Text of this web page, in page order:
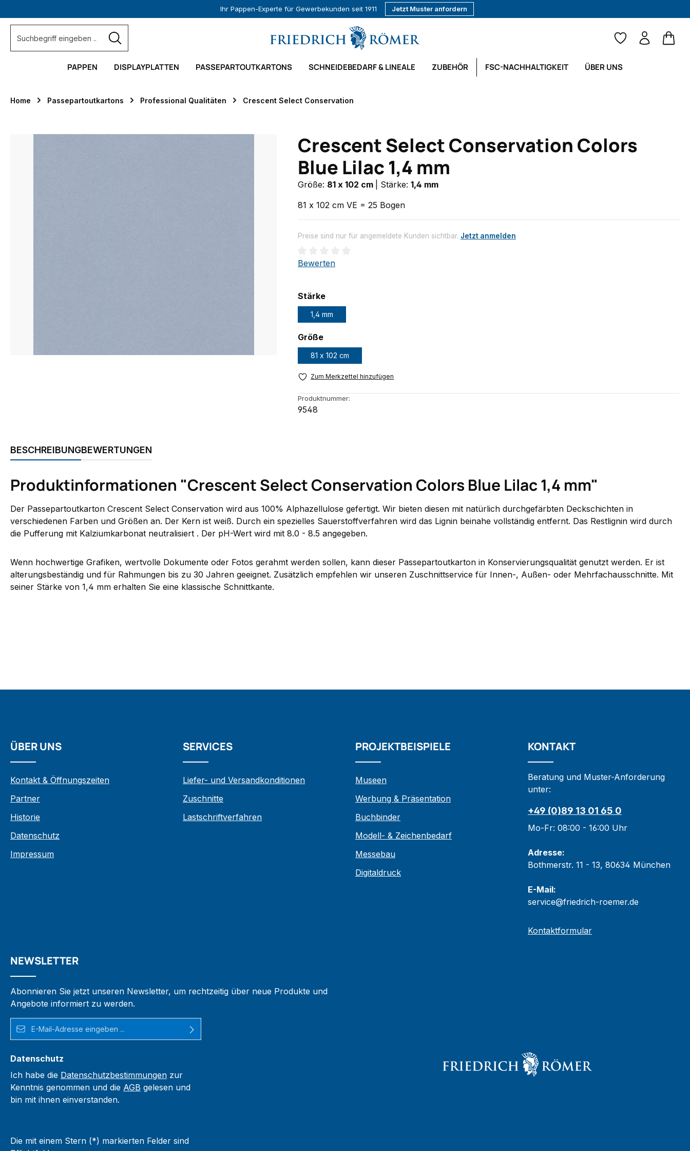
Ihr Pappen-Experte für Gewerbekunden seit 1911 Jetzt Muster anfordern
PAPPEN DISPLAYPLATTEN PASSEPARTOUTKARTONS SCHNEIDEBEDARF & LINEALE ZUBEHÖR FSC-NACHHALTIGKEIT ÜBER UNS
Home Passepartoutkartons Professional Qualitäten Crescent Select Conservation
Crescent Select Conservation Colors
Blue Lilac 1,4 mm
Größe: 81 x 102 cm Stärke: 1,4 mm
81 x 102 cm VE = 25 Bogen
Preise sind nur für angemeldete Kunden sichtbar. Jetzt anmelden
Durchschnittliche Bewertung von 0 von 5 Sternen
Bewerten
Stärkeauswählen
1,4 mm
Größeauswählen
81 x 102 cm
Zum Merkzettel hinzufügen
Produktnummer:
9548
BESCHREIBUNGBEWERTUNGEN
Produktinformationen "Crescent Select Conservation Colors Blue Lilac 1,4 mm"
Der Passepartoutkarton Crescent Select Conservation wird aus 100% Alphazellulose gefertigt. Wir bieten diesen mit natürlich durchgefärbten Deckschichten in
verschiedenen Farben und Größen an. Der Kern ist weiß. Durch ein spezielles Sauerstoffverfahren wird das Lignin beinahe vollständig entfernt. Das Restlignin wird durch
die Pufferung mit Kalziumkarbonat neutralisiert . Der pH-Wert wird mit 8.0 - 8.5 angegeben.
Wenn hochwertige Grafiken, wertvolle Dokumente oder Fotos gerahmt werden sollen, kann dieser Passepartoutkarton in Konservierungsqualität genutzt werden. Er ist
alterungsbeständig und für Rahmungen bis zu 30 Jahren geeignet. Zusätzlich empfehlen wir unseren Zuschnittservice für Innen-, Außen- oder Mehrfachausschnitte. Mit
seiner Stärke von 1,4 mm erhalten Sie eine klassische Schnittkante.
ÜBER UNS
Kontakt & Öffnungszeiten
Partner
Historie
Datenschutz
Impressum
SERVICES
Liefer- und Versandkonditionen
Zuschnitte
Lastschriftverfahren
PROJEKTBEISPIELE
Museen
Werbung & Präsentation
Buchbinder
Modell- & Zeichenbedarf
Messebau
Digitaldruck
KONTAKT
Beratung und Muster-Anforderung
unter:
+49 (0)89 13 01 65 0
Mo-Fr: 08:00 - 16:00 Uhr
Adresse:
Bothmerstr. 11 - 13, 80634 München
E-Mail:
service@friedrich-roemer.de
Kontaktformular
NEWSLETTER
Abonnieren Sie jetzt unseren Newsletter, um rechtzeitig über neue Produkte und
Angebote informiert zu werden.
E-Mail-Adresse*
Datenschutz
Ich habe die Datenschutzbestimmungen zur
Kenntnis genommen und die AGB gelesen und
bin mit ihnen einverstanden.
Die mit einem Stern (*) markierten Felder sind